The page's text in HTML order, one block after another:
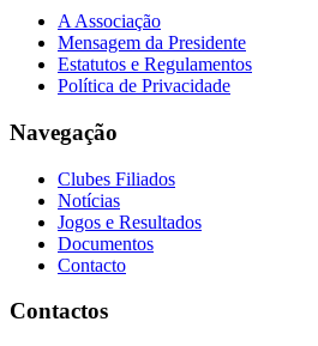
A Associação
Mensagem da Presidente
Estatutos e Regulamentos
Política de Privacidade
Navegação
Clubes Filiados
Notícias
Jogos e Resultados
Documentos
Contacto
Contactos